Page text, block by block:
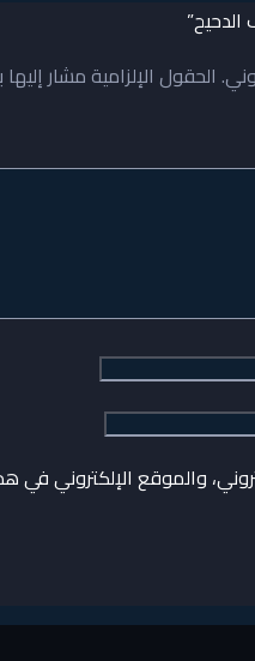
الحقول الإلزامية مشار إليها
والموقع الإلكتروني في